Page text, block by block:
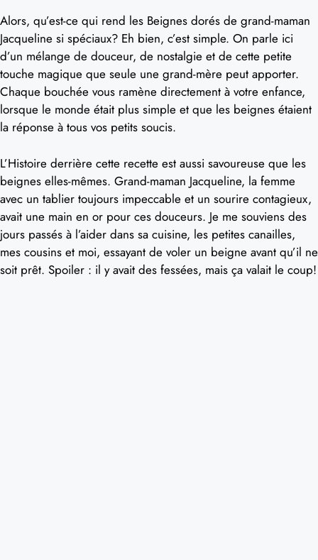
Alors, qu’est-ce qui rend les Beignes dorés de grand-maman
Jacqueline si spéciaux? Eh bien, c’est simple. On parle ici
d’un mélange de douceur, de nostalgie et de cette petite
touche magique que seule une grand-mère peut apporter.
Chaque bouchée vous ramène directement à votre enfance,
lorsque le monde était plus simple et que les beignes étaient
la réponse à tous vos petits soucis.
L’Histoire derrière cette recette est aussi savoureuse que les
beignes elles-mêmes. Grand-maman Jacqueline, la femme
avec un tablier toujours impeccable et un sourire contagieux,
avait une main en or pour ces douceurs. Je me souviens des
jours passés à l’aider dans sa cuisine, les petites canailles,
mes cousins et moi, essayant de voler un beigne avant qu’il ne
soit prêt. Spoiler : il y avait des fessées, mais ça valait le coup!